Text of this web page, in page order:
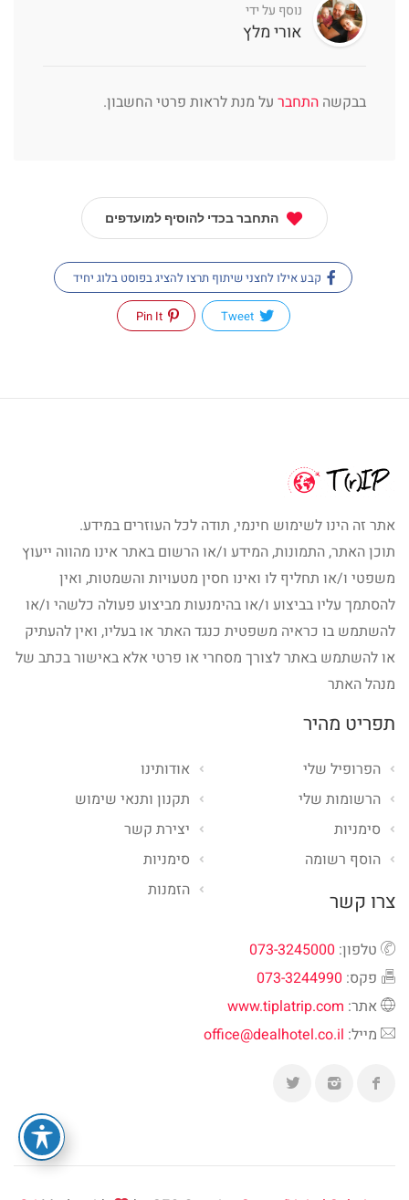
נוסף על ידי
אורי מלץ
בבקשה התחבר על מנת לראות פרטי החשבון.
התחבר בכדי להוסיף למועדפים
קבע אילו לחצני שיתוף תרצו להציג בפוסט בלוג יחיד
Tweet
Pin It
אתר זה הינו לשימוש חינמי, תודה לכל העוזרים במידע.
תוכן האתר, התמונות, המידע ו/או הרשום באתר אינו מהווה ייעוץ
משפטי ו/או תחליף לו ואינו חסין מטעויות והשמטות, ואין
להסתמך עליו בביצוע ו/או בהימנעות מביצוע פעולה כלשהי ו/או
להשתמש בו כראיה משפטית כנגד האתר או בעליו, ואין להעתיק
או להשתמש באתר לצורך מסחרי או פרטי אלא באישור בכתב של
מנהל האתר
תפריט מהיר
אודותינו
תקנון ותנאי שימוש
יצירת קשר
סימניות
הזמנות
הפרופיל שלי
הרשומות שלי
סימניות
הוסף רשומה
צרו קשר
טלפון: 073-3245000
פקס: 073-3244990
אתר: www.tiplatrip.com
מייל: office@dealhotel.co.il